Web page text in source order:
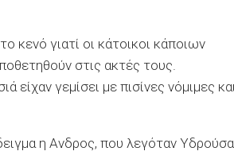
κενό γιατί οι κάτοικοι κάποιων
στις ακτές τους.
είχαν γεμίσει με πισίνες νόμιμες
η Ανδρος, που λεγόταν